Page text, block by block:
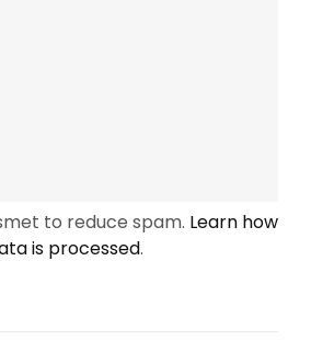
to reduce spam. Learn how
is processed.